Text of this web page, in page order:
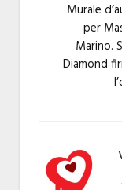
Murale
per
Marino.
Diamond